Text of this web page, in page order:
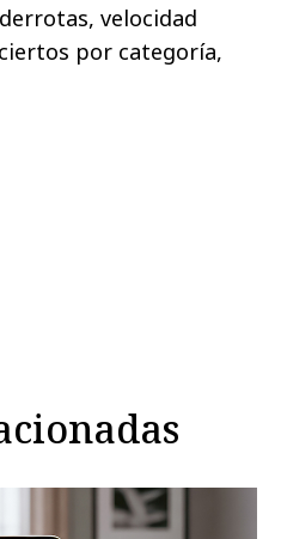
velocidad
por categoría,